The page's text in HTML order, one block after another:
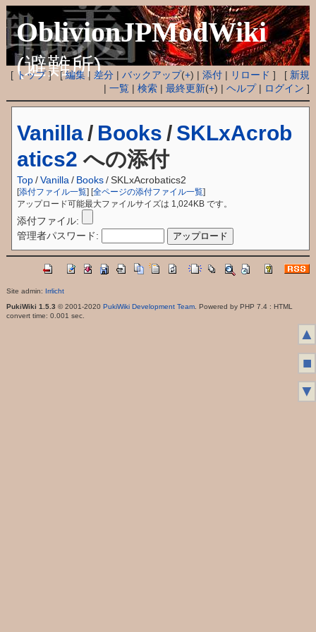
OblivionJPModWiki
(避難所)
[ トップ] [編集| 差分 |バックアップ(+) |添付 | リロード ] [ 新規
|一覧 |検索 |最終更新(+) |ヘルプ| ログイン ]
Vanilla / Books / SKLxAcrob
atics2 への添付
Top /Vanilla / Books/ SKLxAcrobatics2
[添付ファイル一覧] [全ページの添付ファイル一覧]
アップロード可能最大ファイルサイズは 1,024KB です。
添付ファイル:
管理者パスワード:
Site admin: Irrlicht
PukiWiki 1.5.3 © 2001-2020 PukiWiki Development Team. Powered by PHP 7.4 : HTML
convert time: 0.001 sec.
▲
■
▼